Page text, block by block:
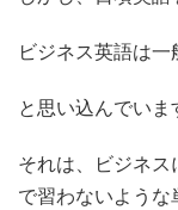
ビジネス英語は
と思い込んでいま
それは、ビジネ
で習わないよう